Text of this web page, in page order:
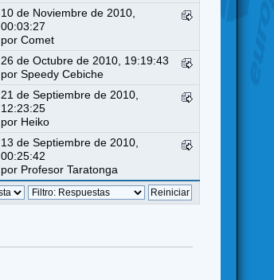
10 de Noviembre de 2010,
00:03:27
porComet
26 de Octubre de 2010, 19:19:43
porSpeedy Cebiche
21 de Septiembre de 2010,
12:23:25
por Heiko
13 de Septiembre de 2010,
00:25:42
por Profesor Taratonga